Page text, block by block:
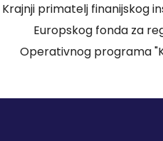
Krajnji primatelj finanijskog
Europskog fonda za
Operativnog programa